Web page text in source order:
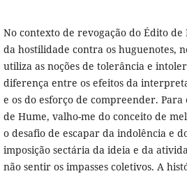
No contexto de revogação do Édito
da hostilidade contra os huguenotes,
utiliza as noções de tolerância e
diferença entre os efeitos da
e os do esforço de compreender.
de Hume, valho-me do conceito de
o desafio de escapar da indolência e
imposição sectária da ideia e da
não sentir os impasses coletivos. A